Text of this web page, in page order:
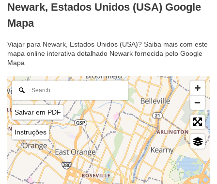
Newark, Estados Unidos (USA) Google
Mapa
Viajar para Newark, Estados Unidos (USA)? Saiba mais com este
mapa online interativa detalhado Newark fornecida pelo Google
Mapa
Salvar em PDF
Instruções